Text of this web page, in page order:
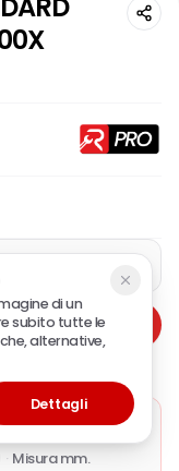
Modifica
· Misura mm.
di un
subito tutte le
alternative,
Dettagli